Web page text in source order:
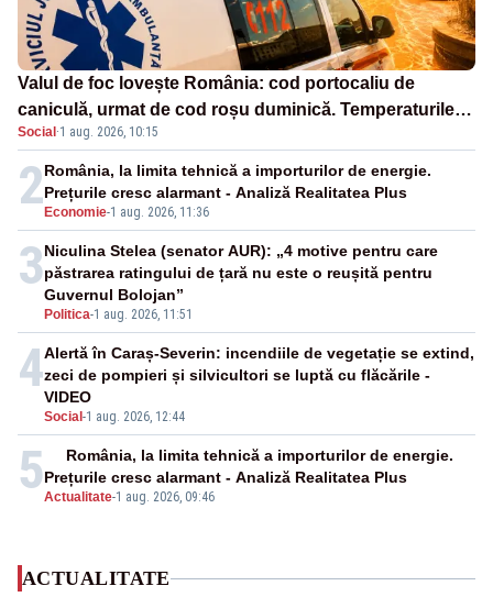
Valul de foc lovește România: cod portocaliu de
caniculă, urmat de cod roșu duminică. Temperaturile
urcă spre 40°C
Social ·1 aug. 2026, 10:15
2 Economie-1 aug. 2026, 11:36
România, la limita tehnică a importurilor de energie.
Prețurile cresc alarmant - Analiză Realitatea Plus
3
Politica-1 aug. 2026, 11:51
Niculina Stelea (senator AUR): „4 motive pentru care
păstrarea ratingului de țară nu este o reușită pentru
Guvernul Bolojan”
4
Social -1 aug. 2026, 12:44
Alertă în Caraș-Severin: incendiile de vegetație se extind,
zeci de pompieri și silvicultori se luptă cu flăcările -
VIDEO
5Actualitate-1 aug. 2026, 09:46
România, la limita tehnică a importurilor de energie.
Prețurile cresc alarmant - Analiză Realitatea Plus
ACTUALITATE